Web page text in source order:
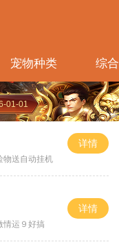
宠物种类 综
01-01
物送自动挂机
详情
情运９好搞
详情